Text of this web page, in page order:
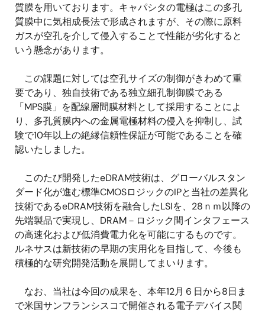
質膜を用いております。キャパシタの電極はこの多孔
質膜中に気相成長法で形成されますが、その際に原料
ガスが空孔を介して侵入することで性能が劣化すると
いう懸念があります。
この課題に対しては空孔サイズの制御がきわめて重
要であり、独自技術である独立細孔制御膜である
「MPS膜」を配線層間膜材料として採用することによ
り、多孔質膜内への金属電極材料の侵入を抑制し、試
験で10年以上の絶縁信頼性保証が可能であることを確
認いたしました。
このたび開発したeDRAM技術は、グローバルスタン
ダード化が進む標準CMOSロジックのIPと当社の差異化
技術であるeDRAM技術を融合したLSIを、28ｎｍ以降の
先端製品で実現し、DRAM－ロジック間インタフェース
の高速化および低消費電力化を可能にするものです。
ルネサスは新技術の早期の実用化を目指して、今後も
積極的な研究開発活動を展開してまいります。
なお、当社は今回の成果を、本年12月６日から8日ま
で米国サンフランシスコで開催される電子デバイス関